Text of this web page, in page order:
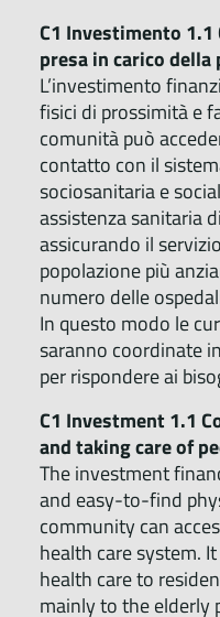
C1 Investimento 1.1
presa in carico della
L’investimento
fisici di prossimità e
comunità può
contatto con il
sociosanitaria e
assistenza sanitaria
assicurando il
popolazione più
numero delle
In questo modo le
saranno coordinate
per rispondere ai
C1 Investment 1.1
and taking care of
The investment
and easy-to-find
community can
health care system.
health care to
mainly to the elderly